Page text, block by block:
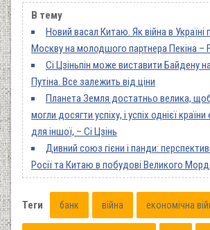
В тему
Новий васал Китаю. Як війна в Україні
Москву на молодшого партнера Пекіна –
Сі Цзіньпін може виставити Байдену
Путіна. Все залежить від ціни
Планета Земля достатньо велика,
могли досягти успіху, і успіх однієї
для іншої, – Сі Цзінь
Дивний союз гієни і панди:
Росії та Китаю в побудові Великого
Теги банк війна економічна